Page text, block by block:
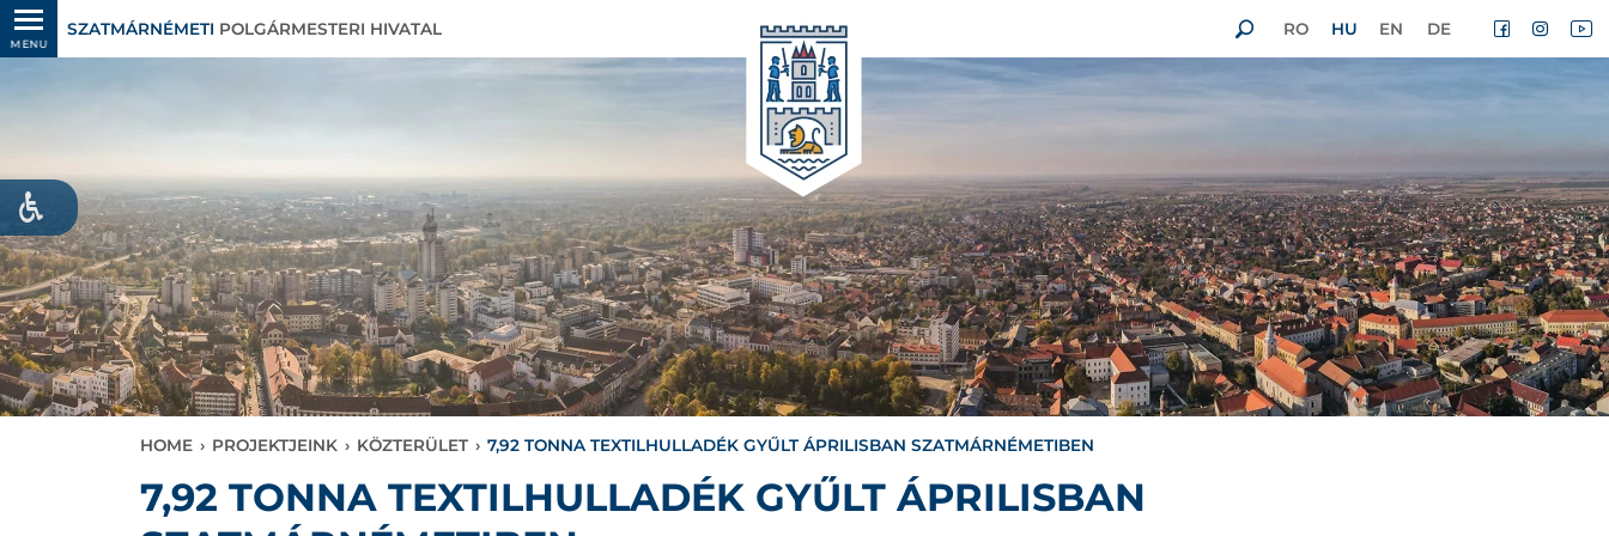
MENU
SZATMÁRNÉMETI POLGÁRMESTERI HIVATAL RO HU EN DE
HOME › PROJEKTJEINK › KÖZTERÜLET › 7,92 TONNA TEXTILHULLADÉK GYŰLT ÁPRILISBAN SZATMÁRNÉMETIBEN
7,92 TONNA TEXTILHULLADÉK GYŰLT ÁPRILISBAN